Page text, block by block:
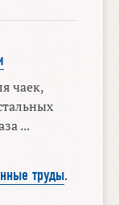
чаек,
...
труды.